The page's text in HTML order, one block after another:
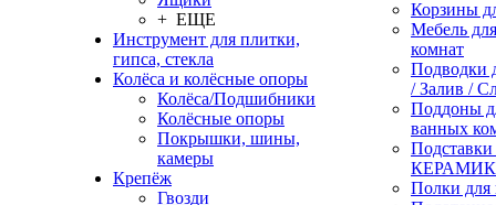
+ ЕЩЕ
Инструмент для плитки,
гипса, стекла
Колёса и колёсные опоры
Колёса/Подшибники
Колёсные опоры
Покрышки, шины,
камеры
Крепёж
Гвозди
Корзины
Мебель
комнат
Подводки
/ Залив /
Поддоны
ванных
Полки для